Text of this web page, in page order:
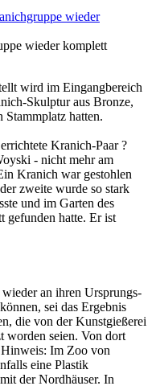
wieder komplett
wird im Eingangbereich
Skulptur aus Bronze,
Stammplatz hatten.
Kranich-Paar ?
- nicht mehr am
Kranich war gestohlen
zweite wurde so stark
und im Garten des
gefunden hatte. Er ist
an ihren Ursprungs-
sei das Ergebnis
die von der Kunstgießerei
worden seien. Von dort
Hinweis: Im Zoo von
eine Plastik
der Nordhäuser. In